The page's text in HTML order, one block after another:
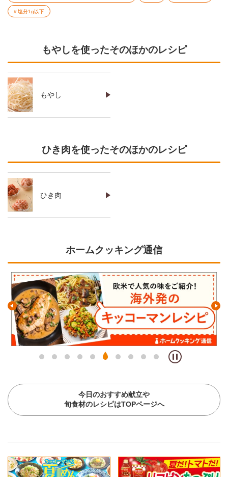
塩分1g以下
もやしを使ったそのほかのレシピ
もやし
ひき肉を使ったそのほかのレシピ
ひき肉
ホームクッキング通信
今日のおすすめ献立や
旬食材のレシピはTOPページへ